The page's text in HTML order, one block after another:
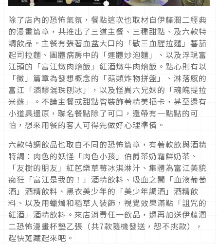
除了店內的恐怖氣氛，餐點這次也取材自伊藤潤二經典
的漫畫篇章，共推出了三道主餐、三種甜點、及六款特
調飲品。主餐有張著血盆大口的「敏三血腥拉麵」蕃茄
起司拉麵、團體病房中的「連體炒泡麵」、以及浮現富
江頭的「富江燉肉燴飯」紅酒燉牛肉燴飯。點心則有以
「黴」篇章為發想概念的「菇類炸物拼盤」、淋落感的
富江「酒醪混珠刨冰」，以及怪異六兄妹的「魂魄提拉
米蘇」。不論主餐或甜點皆裝飾著精美插卡，甚至還有
小道具還原，聯名餐點除了可口，還帶有一點點的可
怕，想來用餐的客人可得先做好心理準備。
六款特調飲品也取自不同的恐怖篇章，有著軟飲與酒精
特調：肉色的妖怪「肉色小孩」伯爵茶奶霜鮮奶茶、
「友樹的朋友」紅芭樂草莓冰淇淋汁、集體為富江美貌
痴狂「富江是我的！」酒精飲料、吸血之闇「血液葡萄
酒」酒精飲料、黑衣美少年的「美少年調酒」酒精飲
料、以及用蠟燭和稻草人裝飾，視覺效果滿點「詛咒的
紅酒」酒精飲料。來店消費任一飲品，還再加送伊藤潤
二恐怖漫畫杯墊乙張（共7款隨機發送，恕不挑款），
趕快蒐藏起來吧。